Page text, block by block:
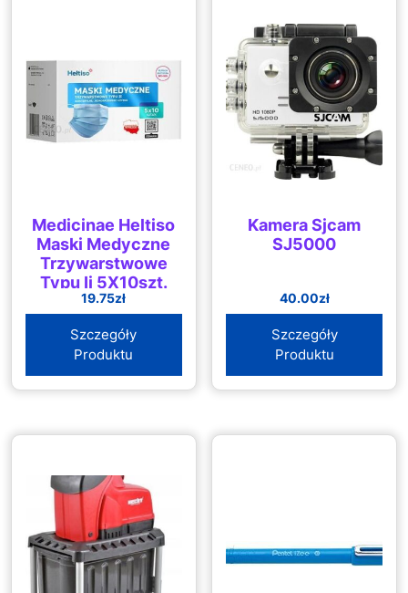
Medicinae Heltiso
Maski Medyczne
Trzywarstwowe
Typu Ii 5X10szt.
19.75zł
Szczegóły
Produktu
Kamera Sjcam
SJ5000
40.00zł
Szczegóły
Produktu